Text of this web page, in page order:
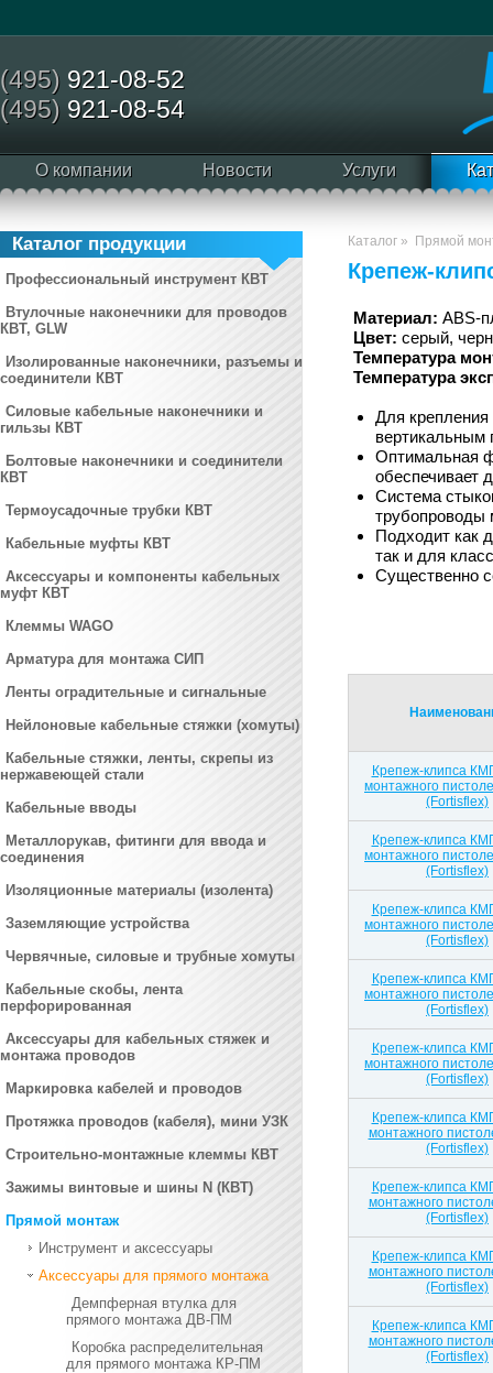
(495) 921-08-52
(495) 921-08-54
О компании Новости Услуги
Каталог продукции
Профессиональный инструмент КВТ
Втулочные наконечники для проводов
КВТ, GLW
Изолированные наконечники, разъемы и
соединители КВТ
Силовые кабельные наконечники и
гильзы КВТ
Болтовые наконечники и соединители
КВТ
Термоусадочные трубки КВТ
Кабельные муфты КВТ
Аксессуары и компоненты кабельных
муфт КВТ
Клеммы WAGO
Арматура для монтажа СИП
Ленты оградительные и сигнальные
Нейлоновые кабельные стяжки (хомуты)
Кабельные стяжки, ленты, скрепы из
нержавеющей стали
Кабельные вводы
Металлорукав, фитинги для ввода и
соединения
Изоляционные материалы (изолента)
Заземляющие устройства
Червячные, силовые и трубные хомуты
Кабельные скобы, лента
перфорированная
Аксессуары для кабельных стяжек и
монтажа проводов
Маркировка кабелей и проводов
Протяжка проводов (кабеля), мини УЗК
Строительно-монтажные клеммы КВТ
Зажимы винтовые и шины N (КВТ)
Прямой монтаж
Инструмент и аксессуары
Аксессуары для прямого монтажа
Демпферная втулка для
прямого монтажа ДВ-ПМ
Коробка распределительная
для прямого монтажа КР-ПМ
Каталог » Прямой
Крепеж-
Материал: ABS-
Цвет: серый,
Температура
Температура
Для крепления
вертикальным
Оптимальная
обеспечивает
Система
трубопроводы
Подходит как
так и для
Существенно
Крепеж-клипса
монтажного
(Fortisflex)
Крепеж-клипса
монтажного
(Fortisflex)
Крепеж-клипса
монтажного
(Fortisflex)
Крепеж-клипса
монтажного
(Fortisflex)
Крепеж-клипса
монтажного
(Fortisflex)
Крепеж-клипса
монтажного
(Fortisflex)
Крепеж-клипса
монтажного
(Fortisflex)
Крепеж-клипса
монтажного
(Fortisflex)
Крепеж-клипса
монтажного
(Fortisflex)